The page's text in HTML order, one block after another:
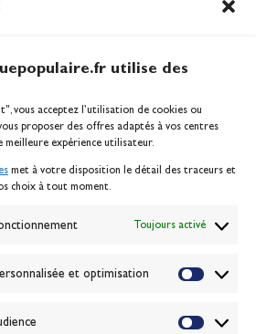
utilise des
vous acceptez l’utilisation de cookies ou
proposer des offres adaptés à vos centres
meilleure expérience utilisateur.
met à votre disposition le détail des traceurs et
choix à tout moment.
Toujours activé
et optimisation
média
cookies
voile
TV